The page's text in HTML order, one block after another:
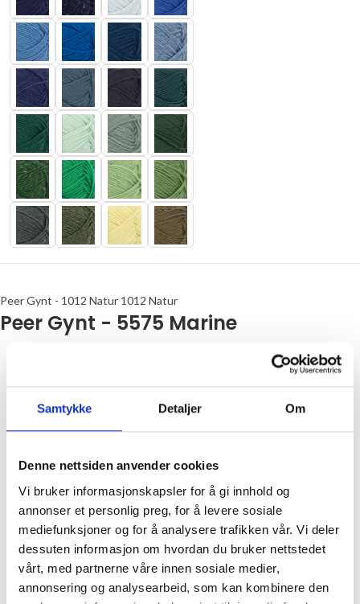
Samtykke Detaljer Om
Denne nettsiden anvender cookies
Vi bruker informasjonskapsler for å gi innhold og
annonser et personlig preg, for å levere sosiale
mediefunksjoner og for å analysere trafikken vår. Vi deler
dessuten informasjon om hvordan du bruker nettstedet
vårt, med partnerne våre innen sosiale medier,
annonsering og analysearbeid, som kan kombinere den
Peer Gynt - 1012 Natur 1012 Natur
Peer Gynt - 5575 Marine